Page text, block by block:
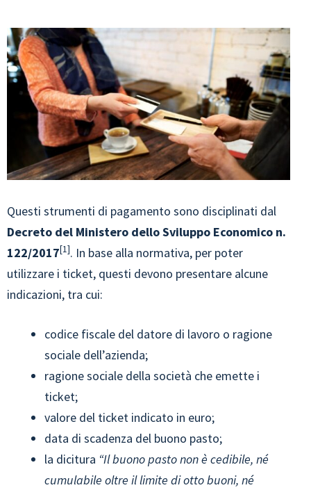
Questi strumenti di pagamento sono disciplinati dal
Decreto del Ministero dello Sviluppo Economico n.
122/2017 1 . In base alla normativa, per poter
utilizzare i ticket, questi devono presentare alcune
indicazioni, tra cui:
codice fiscale del datore di lavoro o ragione
sociale dell’azienda;
ragione sociale della società che emette i
ticket;
valore del ticket indicato in euro;
data di scadenza del buono pasto;
la dicitura “Il buono pasto non è cedibile, né
cumulabile oltre il limite di otto buoni, né